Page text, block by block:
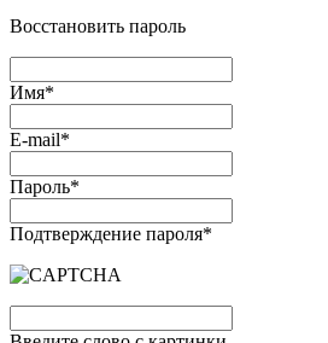
Восстановить пароль
Имя*
E-mail*
Пароль*
Подтверждение пароля*